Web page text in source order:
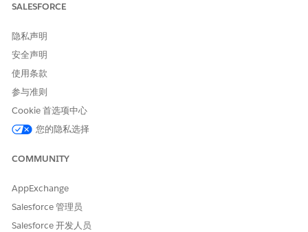
SALESFORCE
隐私声明
安全声明
使用条款
参与准则
Cookie 首选项中心
您的隐私选择
COMMUNITY
AppExchange
Salesforce 管理员
Salesforce 开发人员